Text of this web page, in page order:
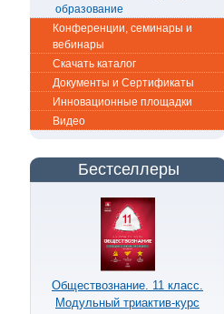
образование
Конференции, семинары и
вебинары
Скачать каталог
Документы и Сертификаты
Инновационные площадки
Видео
Бестселлеры
Обществознание. 11 класс.
Модульный триактив-курс